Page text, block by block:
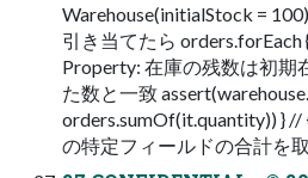
Warehouse(initialStock =
引き当てたら orders.forEach
Property: 在庫の残数は初期
た数と一致
orders.sumOf(it.quantity)) }
の特定フィールドの合計を